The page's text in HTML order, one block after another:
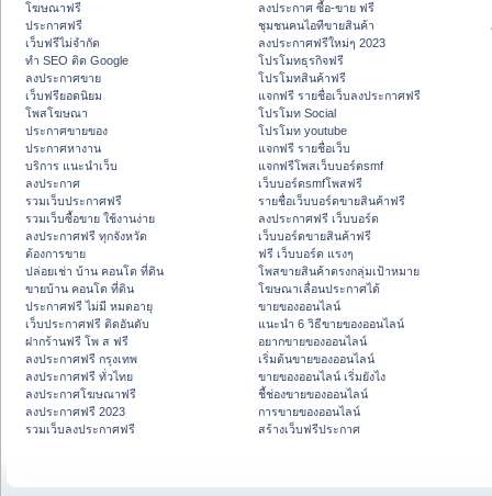
โฆษณาฟรี
ประกาศฟรี
เว็บฟรีไม่จำกัด
ทำ SEO ติด Google
ลงประกาศขาย
เว็บฟรียอดนิยม
โพสโฆษณา
ประกาศขายของ
ประกาศหางาน
บริการ แนะนำเว็บ
ลงประกาศ
รวมเว็บประกาศฟรี
รวมเว็บซื้อขาย ใช้งานง่าย
ลงประกาศฟรี ทุกจังหวัด
ต้องการขาย
ปล่อยเช่า บ้าน คอนโด ที่ดิน
ขายบ้าน คอนโด ที่ดิน
ประกาศฟรี ไม่มี หมดอายุ
เว็บประกาศฟรี ติดอันดับ
ฝากร้านฟรี โพ ส ฟรี
ลงประกาศฟรี กรุงเทพ
ลงประกาศฟรี ทั่วไทย
ลงประกาศโฆษณาฟรี
ลงประกาศฟรี 2023
รวมเว็บลงประกาศฟรี
ลงประกาศ ซื้อ-ขาย ฟรี
ชุมชนคนไอทีขายสินค้า
ลงประกาศฟรีใหม่ๆ 2023
โปรโมทธุรกิจฟรี
โปรโมทสินค้าฟรี
แจกฟรี รายชื่อเว็บลงประกาศฟรี
โปรโมท Social
โปรโมท youtube
แจกฟรี รายชื่อเว็บ
แจกฟรีโพสเว็บบอร์ดsmf
เว็บบอร์ดsmfโพสฟรี
รายชื่อเว็บบอร์ดขายสินค้าฟรี
ลงประกาศฟรี เว็บบอร์ด
เว็บบอร์ดขายสินค้าฟรี
ฟรี เว็บบอร์ด แรงๆ
โพสขายสินค้าตรงกลุ่มเป้าหมาย
โฆษณาเลื่อนประกาศได้
ขายของออนไลน์
แนะนำ 6 วิธีขายของออนไลน์
อยากขายของออนไลน์
เริ่มต้นขายของออนไลน์
ขายของออนไลน์ เริ่มยังไง
ชี้ช่องขายของออนไลน์
การขายของออนไลน์
สร้างเว็บฟรีประกาศ